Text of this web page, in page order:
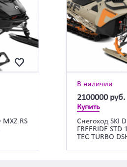
MXZ RS
В наличии
2100000 руб.
Купить
Снегоход SKI
FREERIDE STD
TEC TURBO